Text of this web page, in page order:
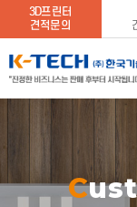
3D프린터
견적문의